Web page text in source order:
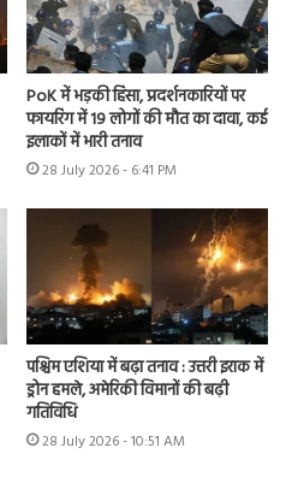
PoK में भड़की हिंसा, प्रदर्शनकारियों पर
फायरिंग में 19 लोगों की मौत का दावा, कई
इलाकों में भारी तनाव
28 July 2026 - 6:41 PM
पश्चिम एशिया में बढ़ा तनाव : उत्तरी इराक में
ड्रोन हमले, अमेरिकी विमानों की बढ़ी
गतिविधि
28 July 2026 - 10:51 AM